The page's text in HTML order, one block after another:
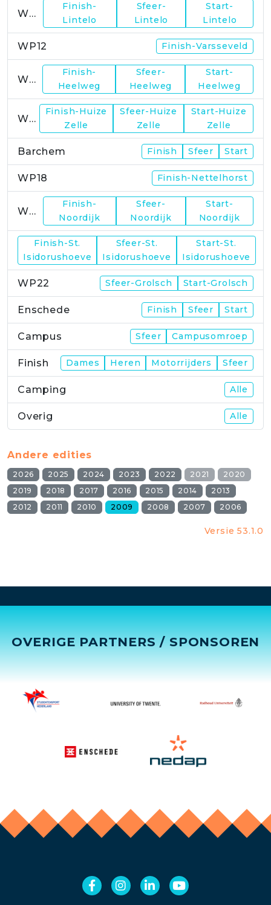
WP11
Finish-
Lintelo
Sfeer-
Lintelo
Start-
Lintelo
WP12 Finish-Varsseveld
WP13
Finish-
Heelweg
Sfeer-
Heelweg
Start-
Heelweg
WP15
Finish-Huize
Zelle
Sfeer-Huize
Zelle
Start-Huize
Zelle
Barchem Finish Sfeer Start
WP18 Finish-Nettelhorst
WP19
Finish-
Noordijk
Sfeer-
Noordijk
Start-
Noordijk
Finish-St.
Isidorushoeve
Sfeer-St.
Isidorushoeve
Start-St.
Isidorushoeve
WP22 Sfeer-Grolsch Start-Grolsch
Enschede Finish Sfeer Start
Campus Sfeer Campusomroep
Finish Dames Heren Motorrijders Sfeer
Camping Alle
Overig Alle
Andere edities
2026 2025 2024 2023 2022 2021
2020
2019
2018 2017 2016 2015 2014
2013
2012
2011 2010 2009 2008 2007 2006
Versie 53.1.0
OVERIGE PARTNERS / SPONSOREN